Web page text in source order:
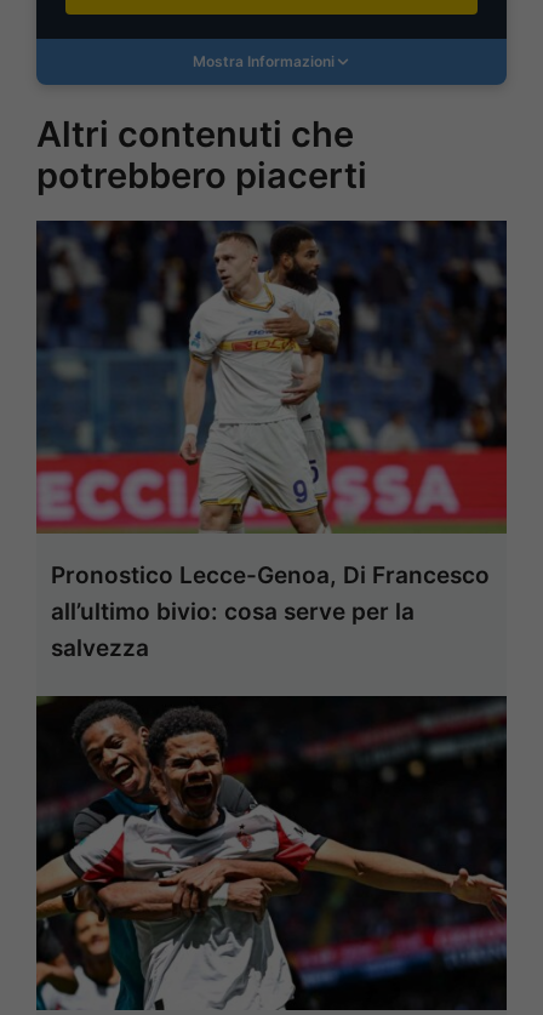
Mostra Informazioni
Altri contenuti che
potrebbero piacerti
Pronostico Lecce-Genoa, Di Francesco
all’ultimo bivio: cosa serve per la
salvezza